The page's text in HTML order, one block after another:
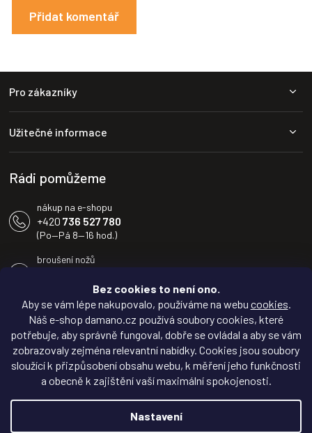
Bez cookies to není ono.
Aby se vám lépe nakupovalo, používáme na webu cookies.
Náš e-shop damano.cz používá soubory cookies, které
potřebuje, aby správně fungoval, dobře se ovládal a aby se vám
zobrazovaly zejména relevantní nabídky. Cookies jsou soubory
sloužící k přizpůsobení obsahu webu, k měření jeho funkčnosti
a obecně k zajištění vaší maximální spokojenosti.
Nastavení
Přidat komentář
Pro zákazníky
Užitečné informace
Rádi pomůžeme
nákup na e-shopu
+420 736 527 780
(Po—Pá 8—16 hod.)
broušení nožů
(Po—Pá 8—16 hod.)
info@damano.cz
Sledujte novinky na
Facebooku
Inspirujte se na
Instagramu